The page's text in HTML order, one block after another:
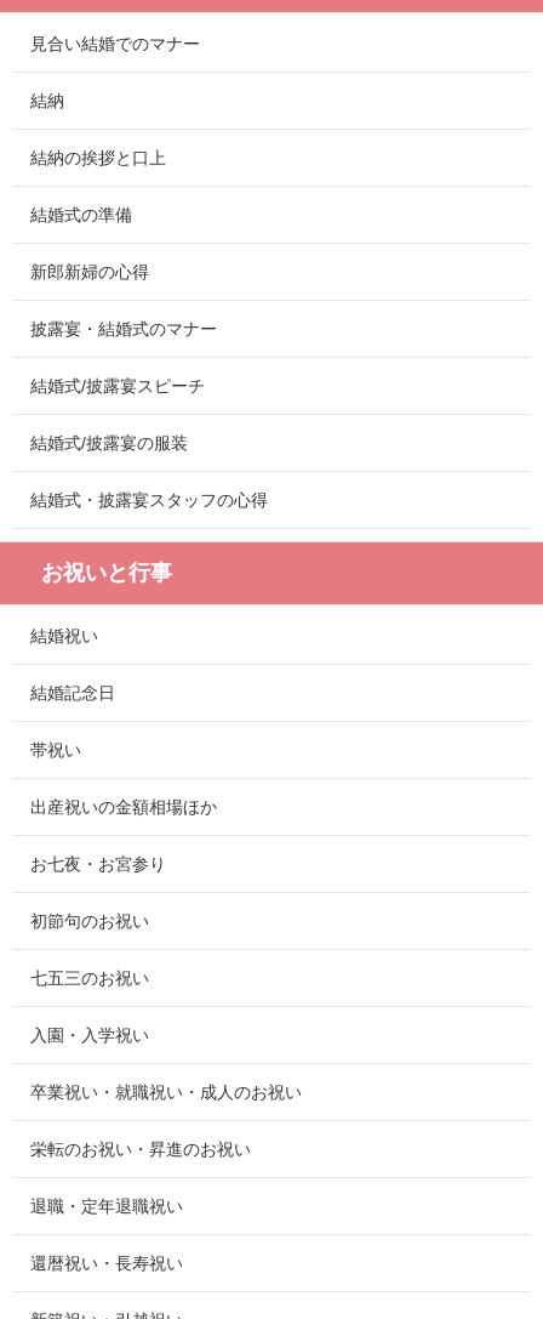
見合い結婚でのマナー
結納
結納の挨拶と口上
結婚式の準備
新郎新婦の心得
披露宴・結婚式のマナー
結婚式/披露宴スピーチ
結婚式/披露宴の服装
結婚式・披露宴スタッフの心得
お祝いと行事
結婚祝い
結婚記念日
帯祝い
出産祝いの金額相場ほか
お七夜・お宮参り
初節句のお祝い
七五三のお祝い
入園・入学祝い
卒業祝い・就職祝い・成人のお祝い
栄転のお祝い・昇進のお祝い
退職・定年退職祝い
還暦祝い・長寿祝い